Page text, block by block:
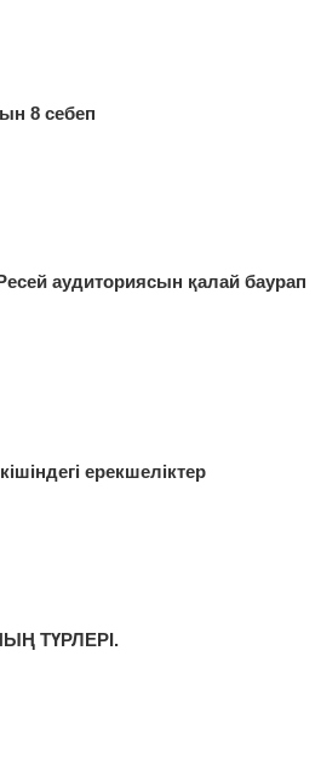
8 себеп
аудиториясын қалай баурап
ерекшеліктер
ТҮРЛЕРІ.